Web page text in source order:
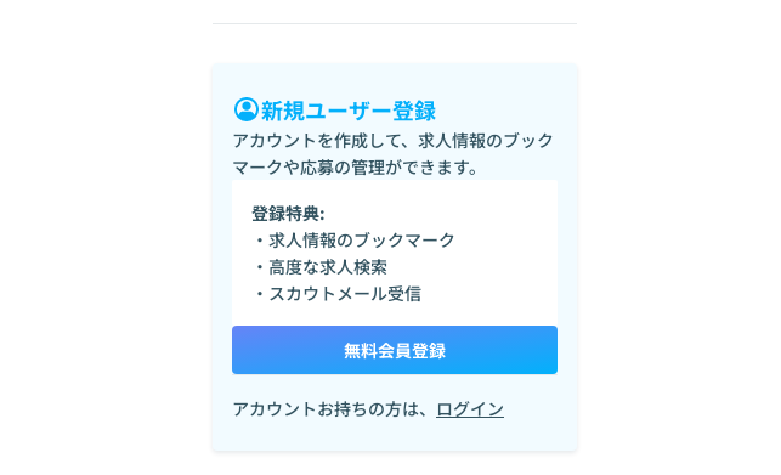
新規ユーザー登録
アカウントを作成して、求人情報のブック
マークや応募の管理ができます。
登録特典:
・求人情報のブックマーク
・高度な求人検索
・スカウトメール受信
無料会員登録
アカウントお持ちの方は、 ログイン